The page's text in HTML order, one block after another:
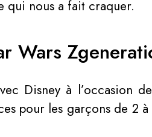
qui nous a fait craquer.
Wars
Disney à l’occasion
pour les garçons de 2